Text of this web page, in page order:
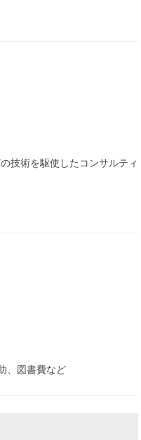
技術を駆使したコンサルティ
、図書費など